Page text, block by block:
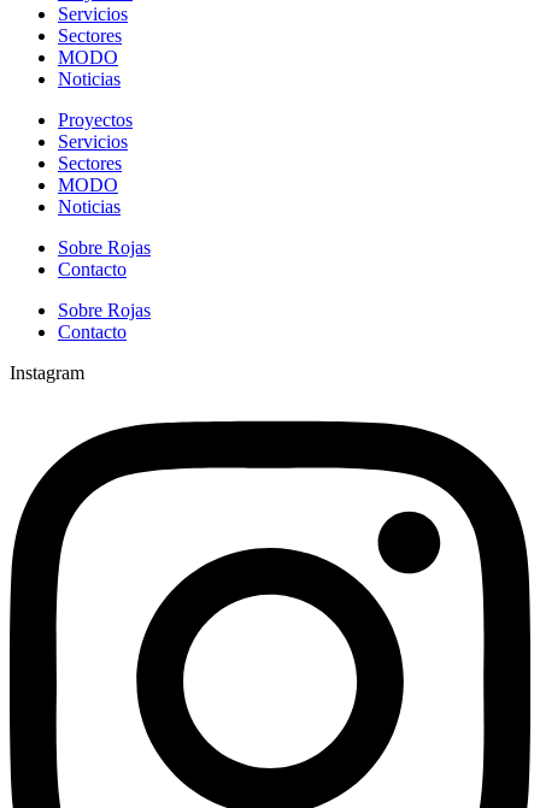
Servicios
Sectores
MODO
Noticias
Proyectos
Servicios
Sectores
MODO
Noticias
Sobre Rojas
Contacto
Sobre Rojas
Contacto
Instagram